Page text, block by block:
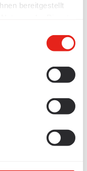
bereitgestellt